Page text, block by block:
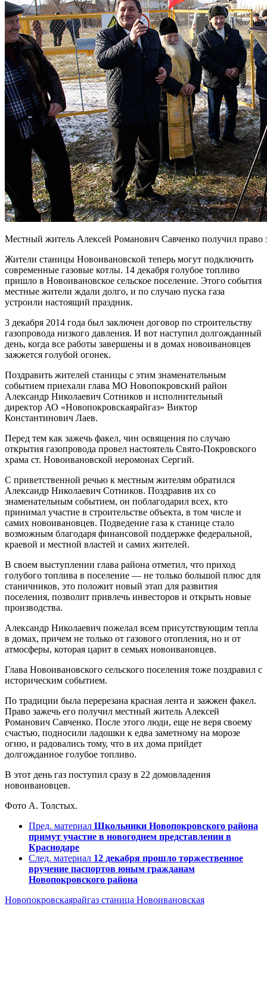
Местный житель Алексей Романович Савченко получил право
Жители станицы Новоивановской теперь могут подключить
современные газовые котлы. 14 декабря голубое топливо
пришло в Новоивановское сельское поселение. Этого события
местные жители ждали долго, и по случаю пуска газа
устроили настоящий праздник.
3 декабря 2014 года был заключен договор по строительству
газопровода низкого давления. И вот наступил долгожданный
день, когда все работы завершены и в домах новоивановцев
зажжется голубой огонек.
Поздравить жителей станицы с этим знаменательным
событием приехали глава МО Новопокровский район
Александр Николаевич Сотников и исполнительный
директор АО «Новопокровскаярайгаз» Виктор
Константинович Лаев.
Перед тем как зажечь факел, чин освящения по случаю
открытия газопровода провел настоятель Свято-Покровского
храма ст. Новоивановской иеромонах Сергий.
С приветственной речью к местным жителям обратился
Александр Николаевич Сотников. Поздравив их со
знаменательным событием, он поблагодарил всех, кто
принимал участие в строительстве объекта, в том числе и
самих новоивановцев. Подведение газа к станице стало
возможным благодаря финансовой поддержке федеральной,
краевой и местной властей и самих жителей.
В своем выступлении глава района отметил, что приход
голубого топлива в поселение — не только большой плюс для
станичников, это положит новый этап для развития
поселения, позволит привлечь инвесторов и открыть новые
производства.
Александр Николаевич пожелал всем присутствующим тепла
в домах, причем не только от газового отопления, но и от
атмосферы, которая царит в семьях новоивановцев.
Глава Новоивановского сельского поселения тоже поздравил с
историческим событием.
По традиции была перерезана красная лента и зажжен факел.
Право зажечь его получил местный житель Алексей
Романович Савченко. После этого люди, еще не веря своему
счастью, подносили ладошки к едва заметному на морозе
огню, и радовались тому, что в их дома прийдет
долгожданное голубое топливо.
В этот день газ поступил сразу в 22 домовладения
новоивановцев.
Фото А. Толстых.
Пред. материал Школьники Новопокровского района
примут участие в новогоднем представлении в
Краснодаре
След. материал 12 декабря прошло торжественное
вручение паспортов юным гражданам
Новопокровского района
Новопокровскаярайгаз станица Новоивановская